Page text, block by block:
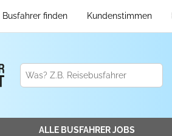
Busfahrer finden Kundenstimmen
ALLE BUSFAHRERJOBS